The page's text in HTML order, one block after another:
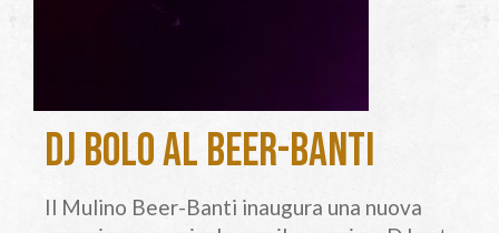
DJ Bolo al Beer-Banti
Il Mulino Beer-Banti inaugura una nuova